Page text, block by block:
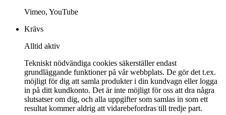
Vimeo, YouTube
Krävs
Alltid aktiv
Tekniskt nödvändiga cookies säkerställer endast
grundläggande funktioner på vår webbplats. De gör det t.ex.
möjligt för dig att samla produkter i din kundvagn eller logga
in på ditt kundkonto. Det är inte möjligt för oss att dra några
slutsatser om dig, och alla uppgifter som samlas in som ett
resultat kommer aldrig att vidarebefordras till tredje part.